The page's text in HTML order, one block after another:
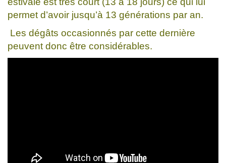
permet d’avoir jusqu’à 13 générations par an.
Les dégâts occasionnés par cette dernière
peuvent donc être considérables.